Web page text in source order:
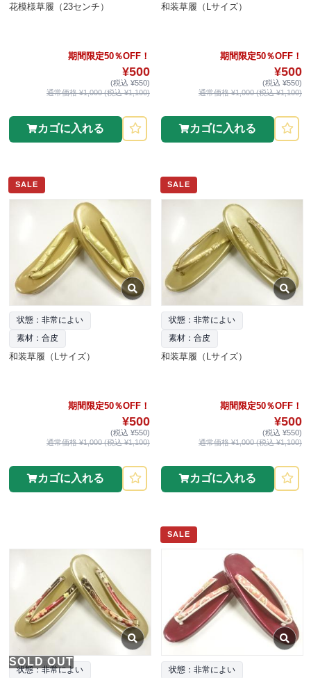
花模様草履（23センチ）
期間限定50％OFF！
¥500
(税込 ¥550)
通常価格 ¥1,000 (税込 ¥1,100)
カゴに入れる
和装草履（Lサイズ）
期間限定50％OFF！
¥500
(税込 ¥550)
通常価格 ¥1,000 (税込 ¥1,100)
カゴに入れる
SALE
状態：非常によい
素材：合皮
和装草履（Lサイズ）
期間限定50％OFF！
¥500
(税込 ¥550)
通常価格 ¥1,000 (税込 ¥1,100)
カゴに入れる
SALE
状態：非常によい
素材：合皮
和装草履（Lサイズ）
期間限定50％OFF！
¥500
(税込 ¥550)
通常価格 ¥1,000 (税込 ¥1,100)
カゴに入れる
SOLD OUT
状態：非常によい
SALE
状態：非常によい